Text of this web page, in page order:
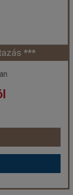
éj ***